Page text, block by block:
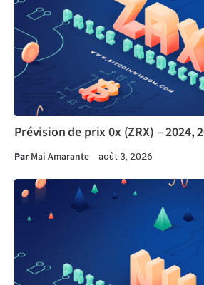
Prévision de prix 0x (ZRX) – 2024,
ParMai Amarante août 3, 2026